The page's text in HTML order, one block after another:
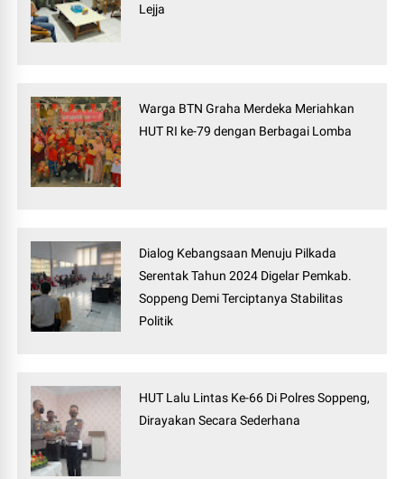
Lejja
Warga BTN Graha Merdeka Meriahkan
HUT RI ke-79 dengan Berbagai Lomba
Dialog Kebangsaan Menuju Pilkada
Serentak Tahun 2024 Digelar Pemkab.
Soppeng Demi Terciptanya Stabilitas
Politik
HUT Lalu Lintas Ke-66 Di Polres Soppeng,
Dirayakan Secara Sederhana